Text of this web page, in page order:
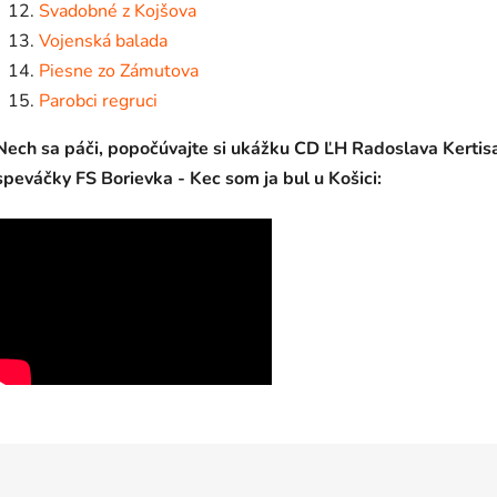
Svadobné z Kojšova
Vojenská balada
Piesne zo Zámutova
Parobci regruci
sa páči, popočúvajte si ukážku CD ĽH Radoslava
FS Borievka - Kec som ja bul u Košici​: